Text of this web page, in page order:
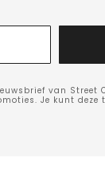
van Street
Je kunt